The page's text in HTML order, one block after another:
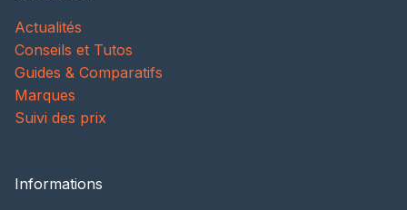
Actualités
Conseils et Tutos
Guides & Comparatifs
Marques
Suivi des prix
Informations